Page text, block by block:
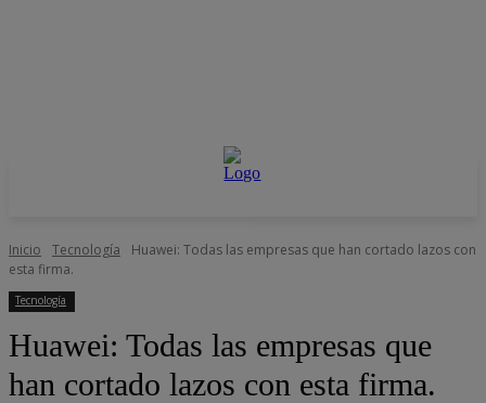
Inicio Tecnología
Huawei: Todas las empresas que han cortado lazos con
esta firma.
Tecnología
Huawei: Todas las empresas que
han cortado lazos con esta firma.